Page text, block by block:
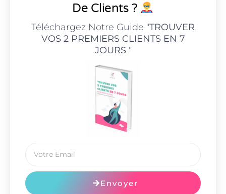
De Clients ?
Téléchargez Notre Guide "TROUVER
VOS 2 PREMIERS CLIENTS EN 7
JOURS"
Envoyer